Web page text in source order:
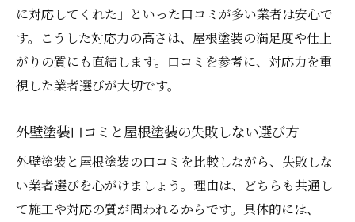
に対応してくれた」といった口コミが多い業者は安心で
す。こうした対応力の高さは、屋根塗装の満足度や仕上
がりの質にも直結します。口コミを参考に、対応力を重
視した業者選びが大切です。
外壁塗装口コミと屋根塗装の失敗しない選び方
外壁塗装と屋根塗装の口コミを比較しながら、失敗しな
い業者選びを心がけましょう。理由は、どちらも共通し
て施工や対応の質が問われるからです。具体的には、